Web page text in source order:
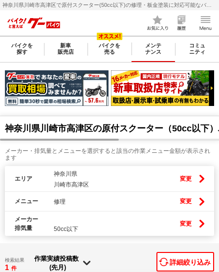
バイクを
探す
新車
販売店
バイクを
売る
メンテ
ナンス
コミュ
ニティ
神奈川県川崎市高津区の原付スクーター（50cc以下
メーカー・排気量とメニューを選択すると該当の作業メニュー金額が表示され
ます
エリア
神奈川県
川崎市高津区
変更
メニュー 修理 変更
メーカー
排気量
50cc以下
変更
検索結果
1 件
詳細絞り込み